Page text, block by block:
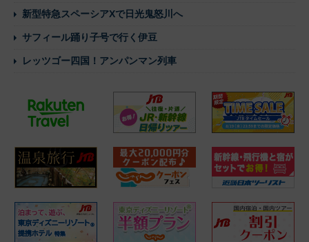
新型特急スペーシアXで日光鬼怒川へ
サフィール踊り子号で行く伊豆
レッツゴー四国！アンパンマン列車